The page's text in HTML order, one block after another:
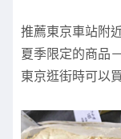
推薦東京車站附
夏季限定的商品
東京逛街時可以